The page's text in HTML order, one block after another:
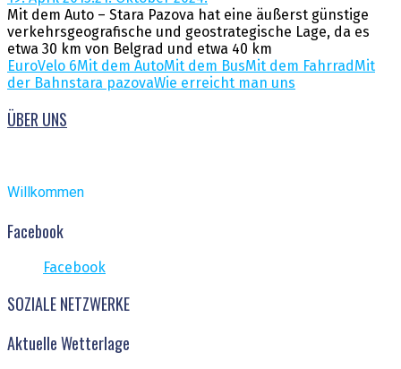
Mit dem Auto – Stara Pazova hat eine äußerst günstige
verkehrsgeografische und geostrategische Lage, da es
etwa 30 km von Belgrad und etwa 40 km
EuroVelo 6Mit dem AutoMit dem BusMit dem Fahrrad Mit
der Bahnstara pazovaWie erreicht man uns
ÜBER UNS
Willkommen
Facebook
Facebook
SOZIALE NETZWERKE
Aktuelle Wetterlage